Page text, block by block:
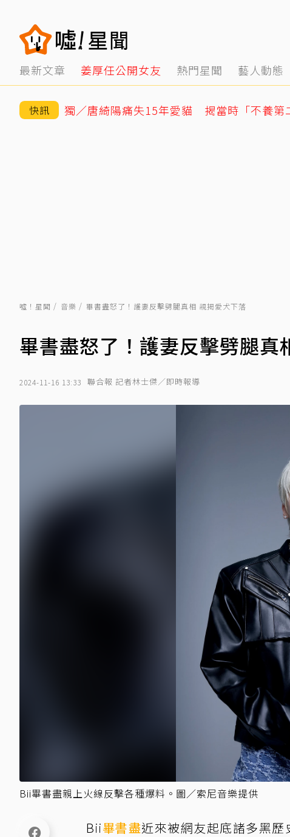
最新文章 姜厚任公開女友 熱門星聞 藝人動態
快訊
噓！星聞 音樂 畢書盡怒了！護妻反擊劈腿真相 親揭愛犬下落
畢書盡怒了！護妻反擊劈腿真
2024-11-16 13:33 聯合報 記者林士傑／即時報導
Bii畢書盡親上火線反擊各種爆料。圖／索尼音樂提供
Bii畢書盡近來被網友起底諸多黑